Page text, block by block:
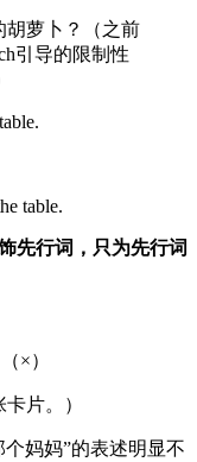
胡萝卜？（之前
引导的限制性
table.
先行词，只为先行词
×）
片。）
妈妈”的表述明显不